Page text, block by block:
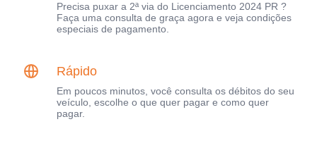
Precisa puxar a 2ª via do Licenciamento 2024 PR ?
Faça uma consulta de graça agora e veja condições
especiais de pagamento.
Rápido
Em poucos minutos, você consulta os débitos do seu
veículo, escolhe o que quer pagar e como quer
pagar.